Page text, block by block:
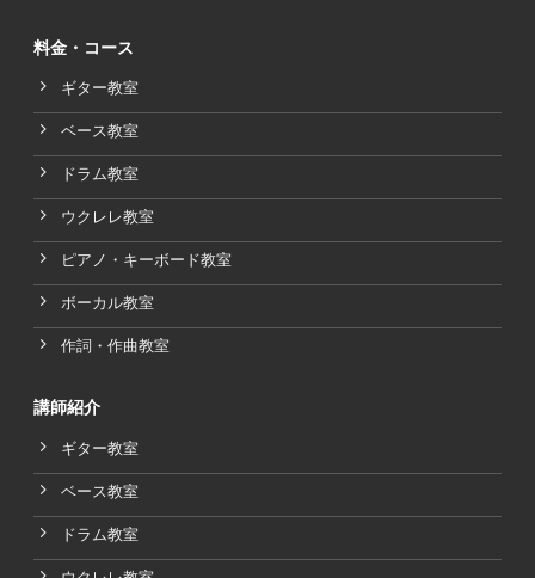
料金・コース
ギター教室
ベース教室
ドラム教室
ウクレレ教室
ピアノ・キーボード教室
ボーカル教室
作詞・作曲教室
講師紹介
ギター教室
ベース教室
ドラム教室